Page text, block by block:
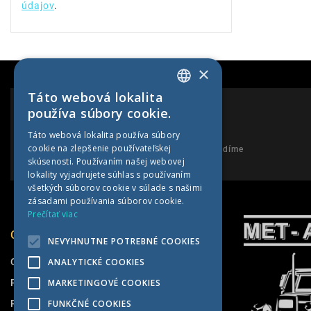
údajov.
PORADENSTVO
Neváhajte nám zavolať a my Vám poradíme
O SPOLOČNOSTI
O nás
Pneuservis
Predajňa
SLOVAK
GERMAN
HUNGARIAN
×
Táto webová lokalita
používa súbory cookie.
Táto webová lokalita používa súbory
cookie na zlepšenie používateľskej
skúsenosti. Používaním našej webovej
lokality vyjadrujete súhlas s používaním
všetkých súborov cookie v súlade s našimi
zásadami používania súborov cookie.
Prečítať viac
NEVYHNUTNE POTREBNÉ COOKIES
ANALYTICKÉ COOKIES
MARKETINGOVÉ COOKIES
FUNKČNÉ COOKIES